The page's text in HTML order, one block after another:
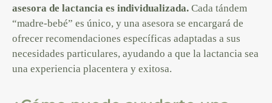
asesora de lactancia es individualizada. Cada tándem
“madre-bebé” es único, y una asesora se encargará de
ofrecer recomendaciones específicas adaptadas a sus
necesidades particulares, ayudando a que la lactancia sea
una experiencia placentera y exitosa.